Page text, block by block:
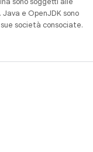
. Java e OpenJDK sono
società consociate.